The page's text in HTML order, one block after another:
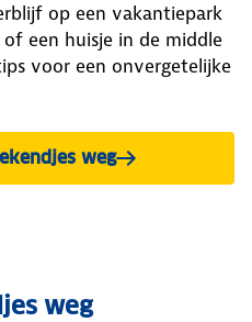
op een vakantiepark
een huisje in de middle
voor een onvergetelijke
weg
weg